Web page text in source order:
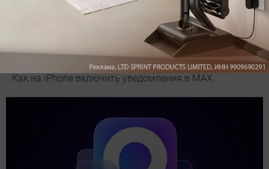
Как на iPhone включить уведомления в MAX